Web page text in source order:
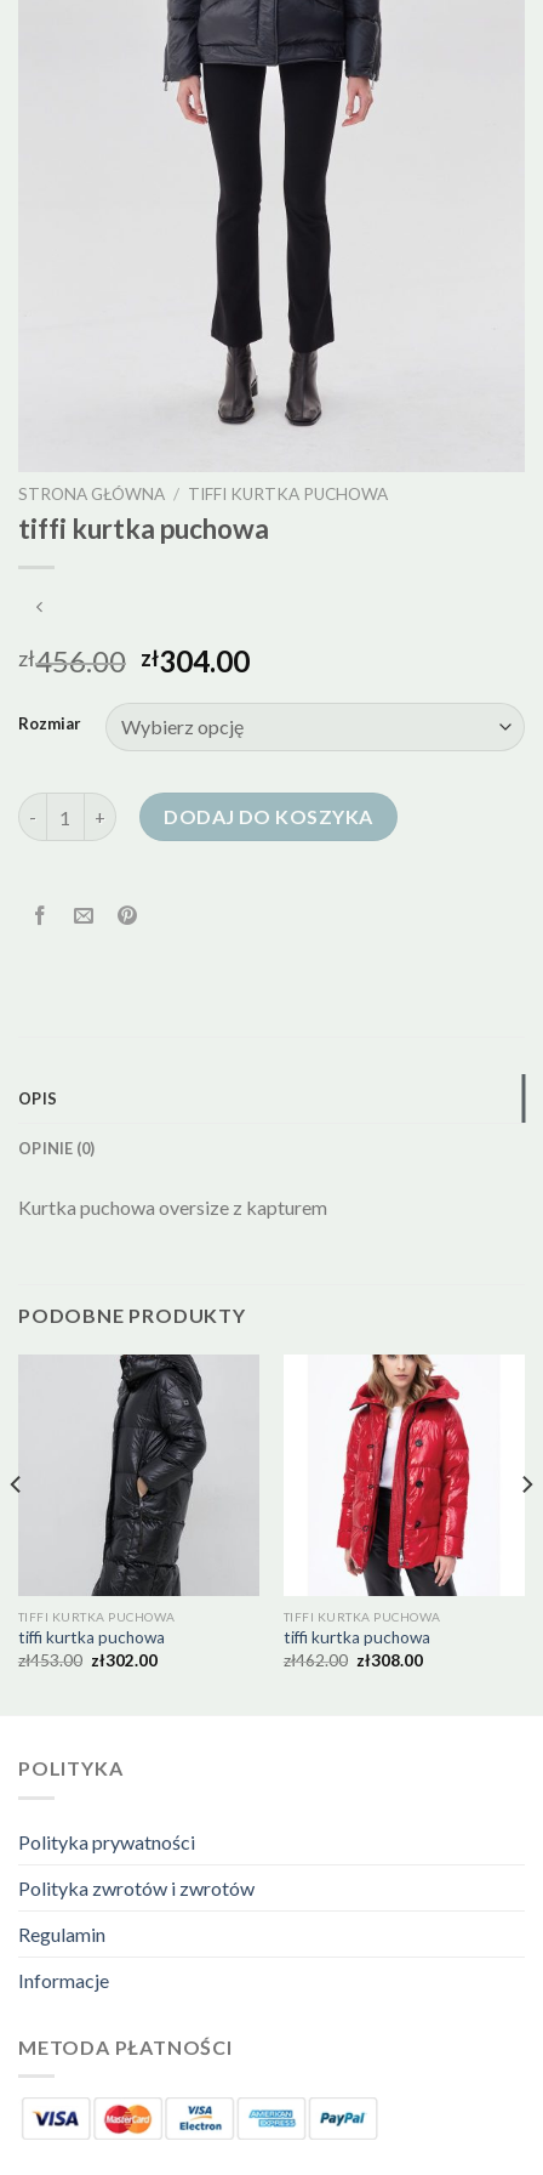
STRONA GŁÓWNA / TIFFI KURTKA PUCHOWA
tiffi kurtka puchowa
zł456.00 zł304.00
Rozmiar
ilość tiffi kurtka puchowaDODAJ DO KOSZYKA
OPIS
OPINIE (0)
Kurtka puchowa oversize z kapturem
PODOBNE PRODUKTY
TIFFI KURTKA PUCHOWA
tiffi kurtka puchowa
zł453.00 zł302.00
TIFFI KURTKA PUCHOWA
tiffi kurtka puchowa
zł462.00 zł308.00
POLITYKA
Polityka prywatności
Polityka zwrotów i zwrotów
Regulamin
Informacje
METODA PŁATNOŚCI